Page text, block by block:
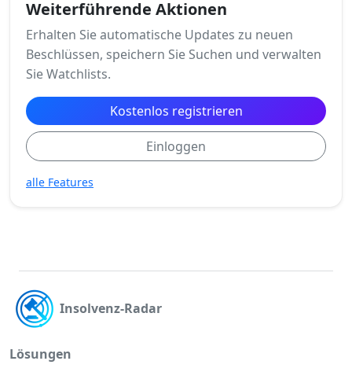
Weiterführende Aktionen
Erhalten Sie automatische Updates zu neuen
Beschlüssen, speichern Sie Suchen und verwalten
Sie Watchlists.
Kostenlos registrieren
Einloggen
alle Features
Insolvenz-Radar
Lösungen